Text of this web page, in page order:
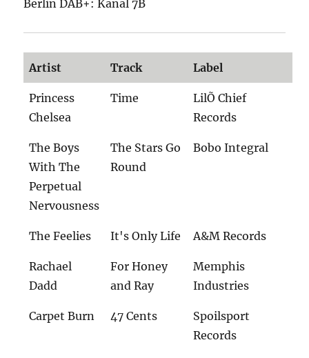
Berlin DAB+: Kanal 7B
Artist Track Label
Princess
Chelsea
Time
LilÕ Chief
Records
The Boys
With The
Perpetual
Nervousness
The Stars Go
Round
Bobo Integral
The Feelies It's Only Life A&M Records
Rachael
Dadd
For Honey
and Ray
Memphis
Industries
Carpet Burn 47 Cents
Spoilsport
Records